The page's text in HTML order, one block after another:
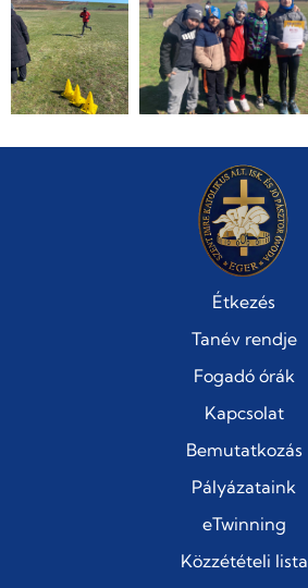
Étkezés
Tanév rendje
Fogadó órák
Kapcsolat
Bemutatkozás
Pályázataink
eTwinning
Közzétételi lista